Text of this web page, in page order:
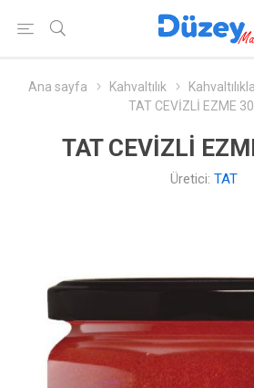
Ana sayfa Kahvaltılık
TAT CEVİZLİ EZME
TAT CEVİZLİ
Üretici: TAT